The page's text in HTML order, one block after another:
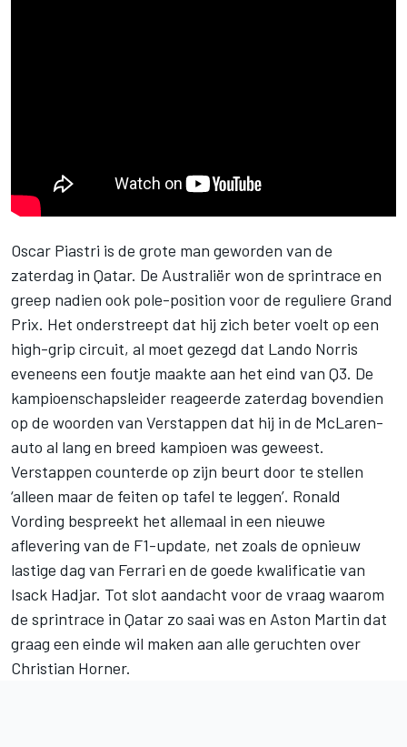
Oscar Piastri is de grote man geworden van de
zaterdag in Qatar. De Australiër won de sprintrace en
greep nadien ook pole-position voor de reguliere Grand
Prix. Het onderstreept dat hij zich beter voelt op een
high-grip circuit, al moet gezegd dat Lando Norris
eveneens een foutje maakte aan het eind van Q3. De
kampioenschapsleider reageerde zaterdag bovendien
op de woorden van Verstappen dat hij in de McLaren-
auto al lang en breed kampioen was geweest.
Verstappen counterde op zijn beurt door te stellen
‘alleen maar de feiten op tafel te leggen’. Ronald
Vording bespreekt het allemaal in een nieuwe
aflevering van de F1-update, net zoals de opnieuw
lastige dag van Ferrari en de goede kwalificatie van
Isack Hadjar. Tot slot aandacht voor de vraag waarom
de sprintrace in Qatar zo saai was en Aston Martin dat
graag een einde wil maken aan alle geruchten over
Christian Horner.